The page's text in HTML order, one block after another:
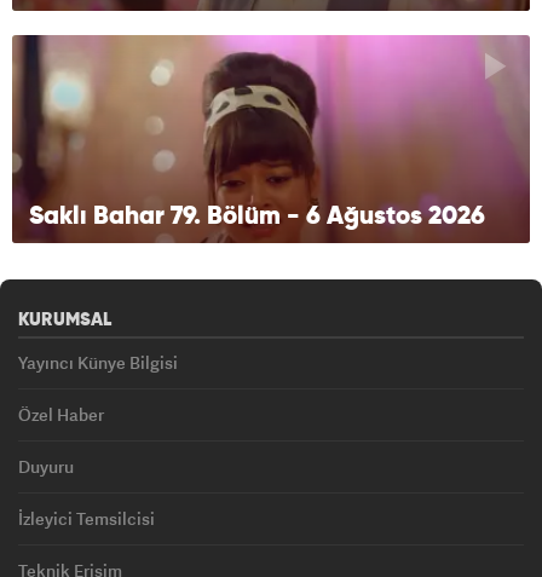
Saklı Bahar 79. Bölüm - 6 Ağustos 2026
KURUMSAL
Yayıncı Künye Bilgisi
Özel Haber
Duyuru
İzleyici Temsilcisi
Teknik Erişim